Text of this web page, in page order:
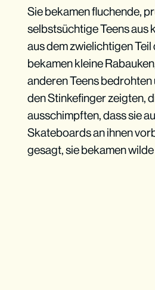
Sie bekamen fluchende,
selbstsüchtige Teens aus
aus dem zwielichtigen Teil
bekamen kleine
anderen Teens bedrohten
den Stinkefinger zeigten,
ausschimpften, dass sie
Skateboards an ihnen
gesagt, sie bekamen